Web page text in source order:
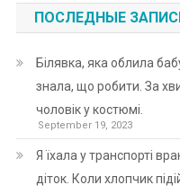
ПОСЛЕДНЫЕ
Білявка, яка облила
знала, що робити. За
чоловік у костюмі.
September 19, 2023
Я їхала у транспорті
діток. Коли хлопчик